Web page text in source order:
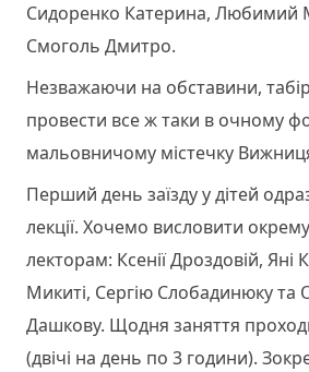
Сидоренко Катерина, Любимий
Смоголь Дмитро.
Незважаючи на обставини,
провести все ж таки в очному
мальовничому містечку
Перший день заїзду у дітей
лекції. Хочемо висловити
лекторам: Ксенії Дроздовій,
Микиті, Сергію Слобадинюку та
Дашкову. Щодня заняття
(двічі на день по 3 години).